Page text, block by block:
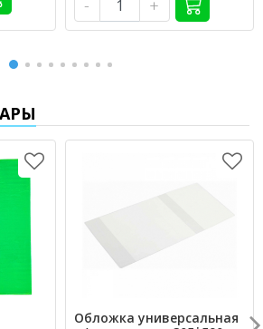
- +
Обложка универсальная